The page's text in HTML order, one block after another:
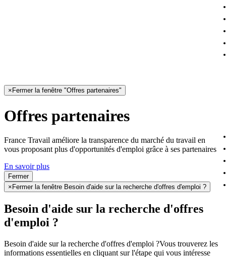
× Fermer la fenêtre "Offres partenaires"
Offres partenaires
France Travail améliore la transparence du marché du travail en
vous proposant plus d'opportunités d'emploi grâce à ses partenaires
En savoir plus
Fermer
× Fermer la fenêtre Besoin d'aide sur la recherche d'offres d'emploi ?
Besoin d'aide sur la recherche d'offres
d'emploi ?
Besoin d'aide sur la recherche d'offres d'emploi ?Vous trouverez les
informations essentielles en cliquant sur l'étape qui vous intéresse